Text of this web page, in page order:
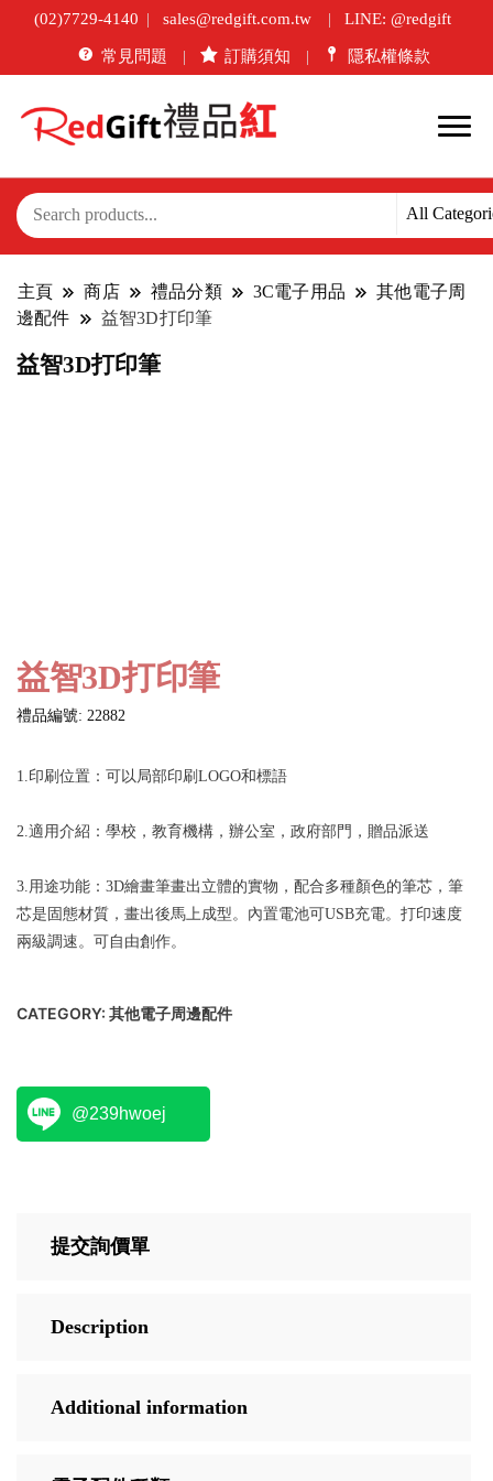
(02)7729-4140 sales@redgift.com.tw LINE: @redgift
常見問題 訂購須知 隱私權條款
主頁 商店 禮品分類 3C電子用品
其他電子周
邊配件
益智3D打印筆
益智3D打印筆
益智3D打印筆
禮品編號: 22882
1.印刷位置：可以局部印刷LOGO和標語
2.適用介紹：學校，教育機構，辦公室，政府部門，贈品派送
3.用途功能：3D繪畫筆畫出立體的實物，配合多種顏色的筆芯，筆
芯是固態材質，畫出後馬上成型。內置電池可USB充電。打印速度
兩級調速。可自由創作。
CATEGORY: 其他電子周邊配件
@239hwoej
提交詢價單
Description
Additional information